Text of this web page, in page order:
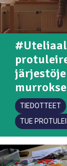
TIEDOTTEET
TUE